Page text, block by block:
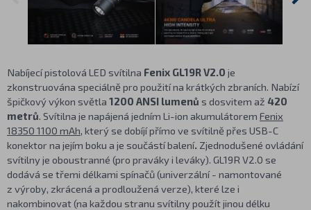
Nabíjecí pistolová LED svítilna Fenix GL19R V2.0 je
zkonstruována speciálně pro použití na krátkých zbraních. Nabízí
špičkový výkon světla 1200 ANSI lumenů s dosvitem až 420
metrů. Svítilna je napájená jedním Li-ion akumulátorem Fenix
18350 1100 mAh, který se dobíjí přímo ve svítilně přes USB-C
konektor na jejím boku a je součástí balení. Zjednodušené ovládání
svítilny je oboustranné (pro praváky i leváky). GL19R V2.0 se
dodává se třemi délkami spínačů (univerzální - namontované
z výroby, zkrácená a prodloužená verze), které lze i
nakombinovat (na každou stranu svítilny použít jinou délku